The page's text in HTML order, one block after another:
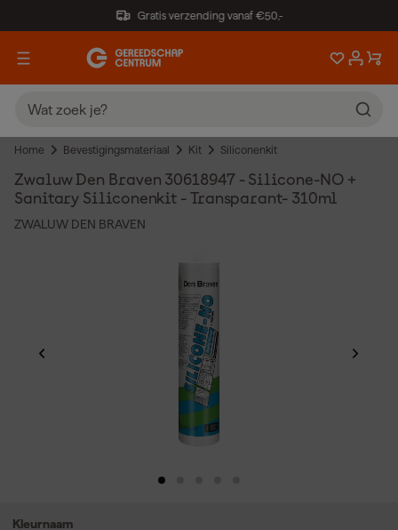
Gratis verzending vanaf €50,-
Home Bevestigingsmateriaal Kit Siliconenkit
Zwaluw Den Braven 30618947 - Silicone-NO +
Sanitary Siliconenkit - Transparant- 310ml
ZWALUW DEN BRAVEN
Kleurnaam